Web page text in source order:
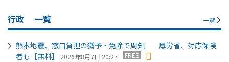
行政 一覧 一覧
熊本地震、窓口負担の猶予・免除で周知 厚労省、対応保険
者も【無料】
2026年8月7日 20:27 FREE